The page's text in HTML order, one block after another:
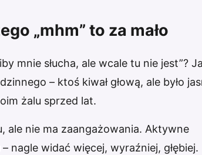
„mhm” to za mało
mnie słucha, ale wcale tu nie jest”? Ja
– ktoś kiwał głową, ale było
żalu sprzed lat.
ale nie ma zaangażowania. Aktywne
nagle widać więcej, wyraźniej, głębiej.